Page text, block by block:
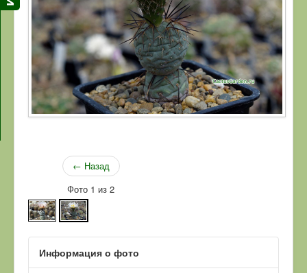
← Назад
Фото 1 из 2
Информация о фото